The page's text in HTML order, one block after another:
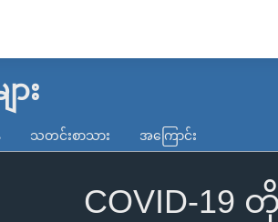
း
သတင်းစာသား အကြောင်း
COVID-19